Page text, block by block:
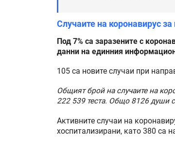
Случаите на коронавирус
Под 7% са заразените с
данни на единния
105 са новите случаи при
Общият брой на случаите на
222 539 теста. Общо 8126 души
Активните случаи на
хоспитализирани, като 380 са